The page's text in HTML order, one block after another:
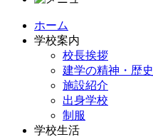
ホーム
学校案内
校長挨拶
建学の精神・歴史
施設紹介
出身学校
制服
学校生活